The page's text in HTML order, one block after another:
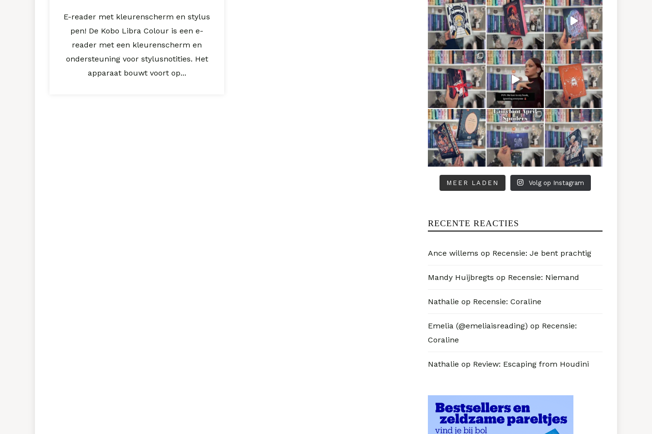
E-reader met kleurenscherm en stylus
pen! De Kobo Libra Colour is een e-
reader met een kleurenscherm en
ondersteuning voor stylusnotities. Het
apparaat bouwt voort op...
MEER LADEN Volg op Instagram
RECENTE REACTIES
Ance willems op Recensie: Je bent prachtig
Mandy Huijbregts op Recensie: Niemand
Nathalie op Recensie: Coraline
Emelia (@emeliaisreading) op Recensie:
Coraline
Nathalie op Review: Escaping from Houdini